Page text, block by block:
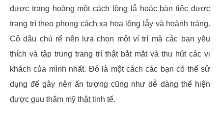
được trang hoàng một cách lộng lẫ hoặc bàn tiệc được
trang trí theo phong cách xa hoa lộng lẫy và hoành tráng.
Cô dâu chú rể nên lựa chọn một ví trí mà các bạn yêu
thích và tập trung trang trí thật bắt mắt và thu hút các vị
khách của mình nhất. Đó là một cách các bạn có thể sử
dụng để gây nên ấn tượng cũng như dễ dàng thể hiện
được guu thẩm mỹ thật tinh tế.